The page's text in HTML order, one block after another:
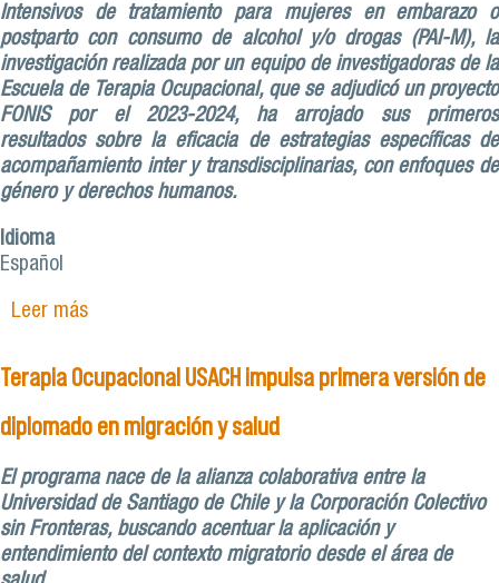
Intensivos de tratamiento para mujeres en embarazo o
postparto con consumo de alcohol y/o drogas (PAI-M), la
investigación realizada por un equipo de investigadoras de la
Escuela de Terapia Ocupacional, que se adjudicó un proyecto
FONIS por el 2023-2024, ha arrojado sus primeros
resultados sobre la eficacia de estrategias específicas de
acompañamiento inter y transdisciplinarias, con enfoques de
género y derechos humanos.
Idioma
Español
Leer mássobre Equipo de mujeres de la Escuela de Terapia
realizan investigación sobre estrategias y buenas
prácticas, con enfoques de DDHH y Género
Terapia Ocupacional USACH impulsa primera versión de
diplomado en migración y salud
El programa nace de la alianza colaborativa entre la
Universidad de Santiago de Chile y la Corporación Colectivo
sin Fronteras, buscando acentuar la aplicación y
entendimiento del contexto migratorio desde el área de